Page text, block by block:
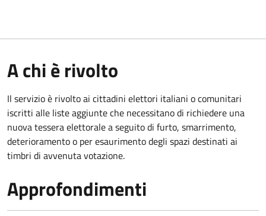
A chi è rivolto
Il servizio è rivolto ai cittadini elettori italiani o comunitari
iscritti alle liste aggiunte che necessitano di richiedere una
nuova tessera elettorale a seguito di furto, smarrimento,
deterioramento o per esaurimento degli spazi destinati ai
timbri di avvenuta votazione.
Approfondimenti